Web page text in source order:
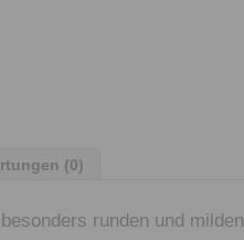
(0)
runden und